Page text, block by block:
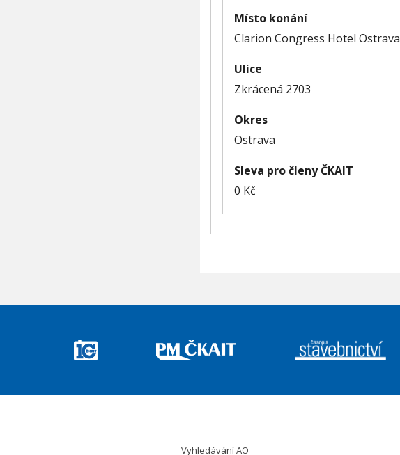
Místo konání
Clarion Congress Hotel Ostrava
Ulice
Zkrácená 2703
Okres
Ostrava
Sleva pro členy ČKAIT
0 Kč
Vyhledávání AO